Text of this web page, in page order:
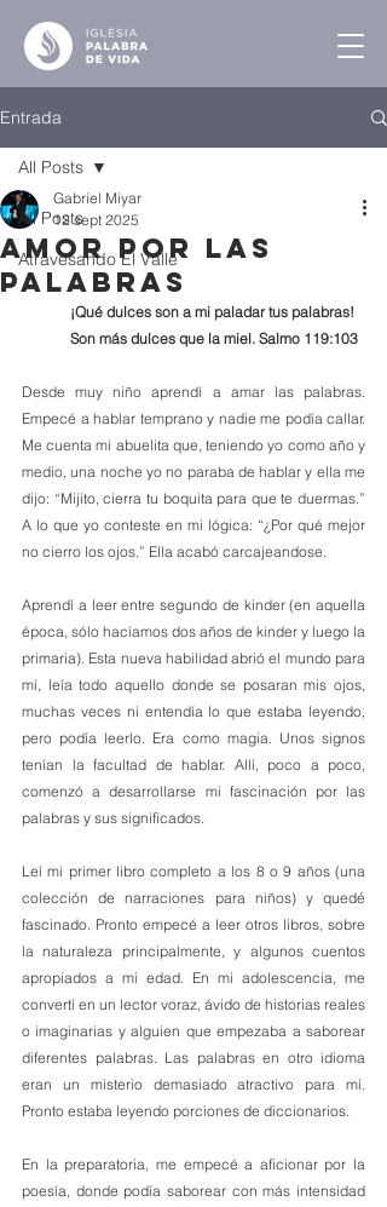
Entrada
All Posts
Atravesando El Valle
All Posts
Amor por las
Palabras
Gabriel Miyar
12 sept 2025
¡Qué dulces son a mi paladar tus palabras!
Son más dulces que la miel. Salmo 119:103
Desde muy niño aprendí a amar las palabras.
Empecé a hablar temprano y nadie me podía callar.
Me cuenta mi abuelita que, teniendo yo como año y
medio, una noche yo no paraba de hablar y ella me
dijo: “Mijito, cierra tu boquita para que te duermas.”
A lo que yo conteste en mi lógica: “¿Por qué mejor
no cierro los ojos.” Ella acabó carcajeandose.
Aprendí a leer entre segundo de kinder (en aquella
época, sólo hacíamos dos años de kinder y luego la
primaria). Esta nueva habilidad abrió el mundo para
mí, leía todo aquello donde se posaran mis ojos,
muchas veces ni entendía lo que estaba leyendo,
pero podía leerlo. Era como magia. Unos signos
tenían la facultad de hablar. Allí, poco a poco,
comenzó a desarrollarse mi fascinación por las
palabras y sus significados.
Leí mi primer libro completo a los 8 o 9 años (una
colección de narraciones para niños) y quedé
fascinado. Pronto empecé a leer otros libros, sobre
la naturaleza principalmente, y algunos cuentos
apropiados a mi edad. En mi adolescencia, me
convertí en un lector voraz, ávido de historias reales
o imaginarias y alguien que empezaba a saborear
diferentes palabras. Las palabras en otro idioma
eran un misterio demasiado atractivo para mí.
Pronto estaba leyendo porciones de diccionarios.
En la preparatoria, me empecé a aficionar por la
poesía, donde podía saborear con más intensidad